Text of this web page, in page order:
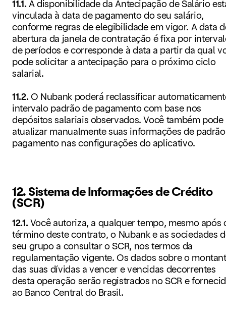
11.1.A disponibilidade da Antecipação de Salário
vinculada à data de pagamento do seu salário,
conforme regras de elegibilidade em vigor. A data
abertura da janela de contratação é fixa por
de períodos e corresponde à data a partir da qual
pode solicitar a antecipação para o próximo ciclo
salarial.
11.2. O Nubank poderá reclassificar
intervalo padrão de pagamento com base nos
depósitos salariais observados. Você também pode
atualizar manualmente suas informações de
pagamento nas configurações do aplicativo.
12. Sistema de Informações de Crédito
(SCR)
12.1. Você autoriza, a qualquer tempo, mesmo após
término deste contrato, o Nubank e as sociedades
seu grupo a consultar o SCR, nos termos da
regulamentação vigente. Os dados sobre o
das suas dívidas a vencer e vencidas decorrentes
desta operação serão registrados no SCR e
ao Banco Central do Brasil.